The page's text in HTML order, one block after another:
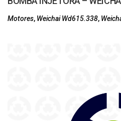
Motores, Weichai Wd615.338,